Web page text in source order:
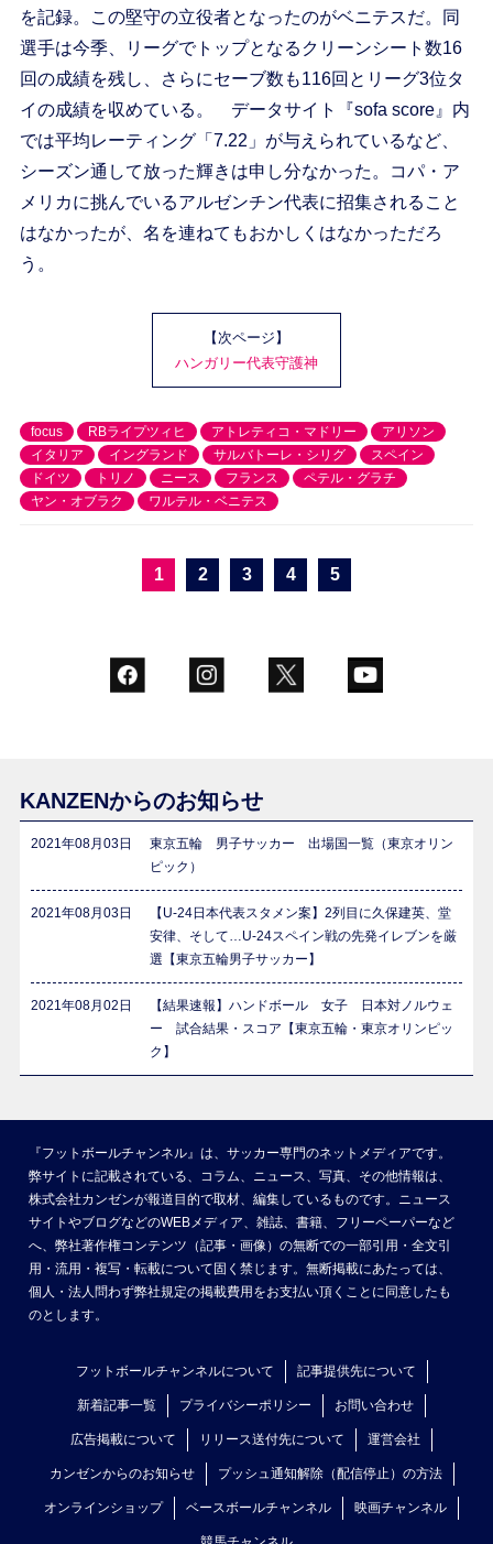
を記録。この堅守の立役者となったのがベニテスだ。同
選手は今季、リーグでトップとなるクリーンシート数16
回の成績を残し、さらにセーブ数も116回とリーグ3位タ
イの成績を収めている。 データサイト『sofa score』内
では平均レーティング「7.22」が与えられているなど、
シーズン通して放った輝きは申し分なかった。コパ・ア
メリカに挑んでいるアルゼンチン代表に招集されること
はなかったが、名を連ねてもおかしくはなかっただろ
う。
【次ページ】
ハンガリー代表守護神
focus RBライプツィヒ アトレティコ・マドリー
アリソン
イタリア
イングランド サルバトーレ・シリグ
スペイン
ドイツ
トリノ ニース フランス
ペテル・グラチ
ヤン・オブラク
ワルテル・ベニテス
1 2 3 4 5
KANZENからのお知らせ
2021年08月03日
東京五輪 男子サッカー 出場国一覧（東京オリン
ピック）
2021年08月03日
【U-24日本代表スタメン案】2列目に久保建英、堂
安律、そして…U-24スペイン戦の先発イレブンを厳
選【東京五輪男子サッカー】
2021年08月02日
【結果速報】ハンドボール 女子 日本対ノルウェ
ー 試合結果・スコア【東京五輪・東京オリンピッ
ク】
『フットボールチャンネル』は、サッカー専門のネットメディアです。
弊サイトに記載されている、コラム、ニュース、写真、その他情報は、
株式会社カンゼンが報道目的で取材、編集しているものです。ニュース
サイトやブログなどのWEBメディア、雑誌、書籍、フリーペーパーなど
へ、弊社著作権コンテンツ（記事・画像）の無断での一部引用・全文引
用・流用・複写・転載について固く禁じます。無断掲載にあたっては、
個人・法人問わず弊社規定の掲載費用をお支払い頂くことに同意したも
のとします。
フットボールチャンネルについて 記事提供先について
新着記事一覧 プライバシーポリシー お問い合わせ
広告掲載について リリース送付先について 運営会社
カンゼンからのお知らせ プッシュ通知解除（配信停止）の方法
オンラインショップ ベースボールチャンネル 映画チャンネル